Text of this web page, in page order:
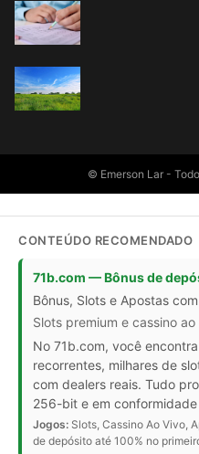
© Emerson Lar -
CONTEÚDO RECOMENDADO
71b.com — Bônus de
Bônus, Slots e Apostas
Slots premium e cassino
No 71b.com, você
recorrentes, milhares de
com dealers reais. Tudo
256-bit e em conformidade
Jogos: Slots, Cassino Ao Vivo,
de depósito até 100% no